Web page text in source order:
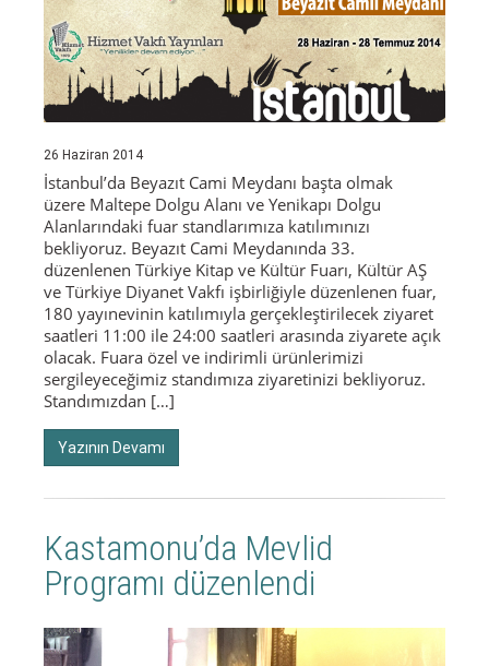
26 Haziran 2014
İstanbul’da Beyazıt Cami Meydanı başta olmak
üzere Maltepe Dolgu Alanı ve Yenikapı Dolgu
Alanlarındaki fuar standlarımıza katılımınızı
bekliyoruz. Beyazıt Cami Meydanında 33.
düzenlenen Türkiye Kitap ve Kültür Fuarı, Kültür AŞ
ve Türkiye Diyanet Vakfı işbirliğiyle düzenlenen fuar,
180 yayınevinin katılımıyla gerçekleştirilecek ziyaret
saatleri 11:00 ile 24:00 saatleri arasında ziyarete açık
olacak. Fuara özel ve indirimli ürünlerimizi
sergileyeceğimiz standımıza ziyaretinizi bekliyoruz.
Standımızdan […]
Yazının Devamı
Kastamonu’da Mevlid
Programı düzenlendi